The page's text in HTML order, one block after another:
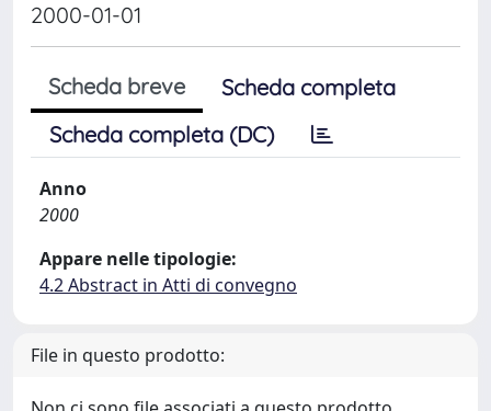
2000-01-01
Scheda breve
Scheda completa
Scheda completa (DC)
Anno
2000
Appare nelle tipologie:
4.2 Abstract in Atti di convegno
File in questo prodotto: